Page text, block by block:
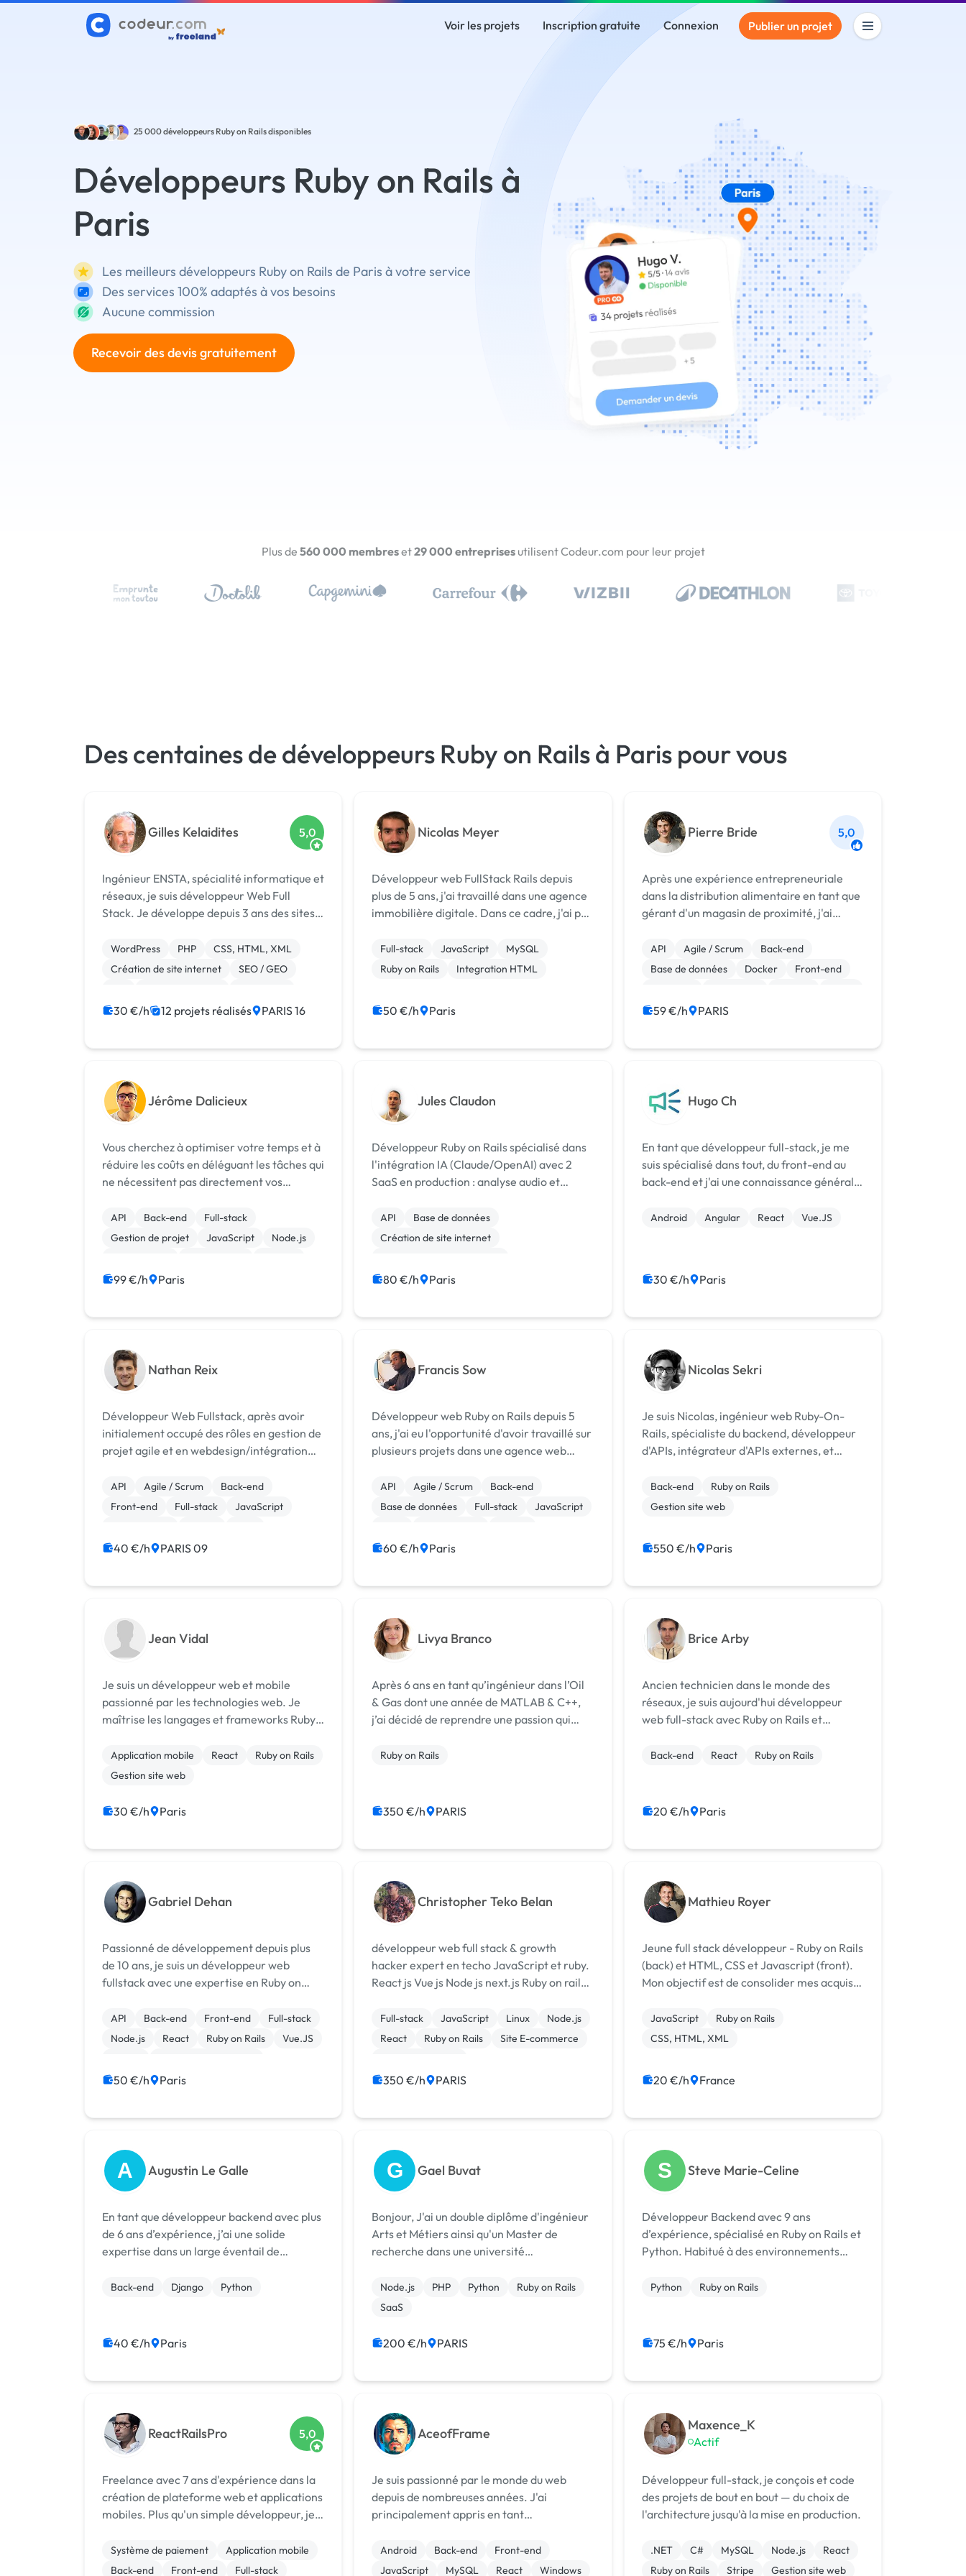
Voir les projets Inscription gratuite Connexion Publier un projet
25 000développeurs Ruby on Rails disponibles
Développeurs Ruby on Rails à
Paris
Les meilleurs développeurs Ruby on Rails de Paris à votre service
Des services 100% adaptés à vos besoins
Aucune commission
Recevoir des devis gratuitement
Plus de 560 000 membreset29 000 entreprisesutilisent Codeur.com pour leur projet
Des centaines de développeurs Ruby on Rails à Paris pour vous
Gilles Kelaidites 5,0
Ingénieur ENSTA, spécialité informatique et
réseaux, je suis développeur Web Full
Stack. Je développe depuis 3 ans des sites
blog, ou sur mesure avec un nombre réduit
de fonctionnalité, je maîtrise le C...
WordPress PHP
CSS, HTML, XML
Création de site internet
SEO / GEO
React
Ruby on Rails
30 €/h 12 projets réalisés PARIS 16
Nicolas Meyer
Développeur web FullStack Rails depuis
plus de 5 ans, j'ai travaillé dans une agence
immobilière digitale. Dans ce cadre, j'ai pu
différentes: - développement backend de
l'architecture de paiement - refonte ...
Full-stack JavaScript
MySQL
Ruby on Rails
Integration HTML
50 €/h Paris
Pierre Bride 5,0
Après une expérience entrepreneuriale
dans la distribution alimentaire en tant que
gérant d'un magasin de proximité, j'ai
développement web en rejoignant Le
Wagon Paris. Cela m'a conduit à intégrer
API Agile / Scrum
Back-end
Base de données
Docker
Front-end
59 €/h PARIS
Jérôme Dalicieux
Vous cherchez à optimiser votre temps et à
réduire les coûts en déléguant les tâches qui
ne nécessitent pas directement vos
rapidement mises en œuvre et parfait...
API Back-end
Full-stack
Gestion de projet
JavaScript
Node.js
Stripe
99 €/h Paris
Jules Claudon
Développeur Ruby on Rails spécialisé dans
l'intégration IA (Claude/OpenAI) avec 2
SaaS en production : analyse audio et
API
Base de données
Création de site internet
Machine Learning
80 €/h Paris
Hugo Ch
En tant que développeur full-stack, je me
suis spécialisé dans tout, du front-end au
back-end et j'ai une connaissance générale
final. Je fournis le meilleur service à mes
Android Angular React Vue.JS
30 €/h Paris
Nathan Reix
Développeur Web Fullstack, après avoir
initialement occupé des rôles en gestion de
projet agile et en webdesign/intégration
vous accompagner dans votre projet web.
Mes prestations : - Développement/re...
API Agile / Scrum
Back-end
Front-end
Full-stack
JavaScript
CSS, HTML, XML
40 €/h PARIS 09
Francis Sow
Développeur web Ruby on Rails depuis 5
ans, j'ai eu l'opportunité d'avoir travaillé sur
plusieurs projets dans une agence web
comprendre les enjeux spécifiques de
chaque entreprise dont nous étions les
API Agile / Scrum
Back-end
Base de données
Full-stack
JavaScript
60 €/h Paris
Nicolas Sekri
Je suis Nicolas, ingénieur web Ruby-On-
Rails, spécialiste du backend, développeur
d'APIs, intégrateur d'APIs externes, et
framework Ruby On Rails. Je suis le
concepteur de FFBG Assistance, un outil de
Back-end
Ruby on Rails
Gestion site web
550 €/h Paris
Jean Vidal
Je suis un développeur web et mobile
passionné par les technologies web. Je
maîtrise les langages et frameworks Ruby
permettent de créer des applications web
et mobiles performantes, modernes et
Application mobile React
Ruby on Rails
Gestion site web
30 €/h Paris
Livya Branco
Après 6 ans en tant qu’ingénieur dans l’Oil
& Gas dont une année de MATLAB & C++,
j’ai décidé de reprendre une passion qui
j’ai donc démarré ma reconversion et
Ruby on Rails
350 €/h PARIS
Brice Arby
Ancien technicien dans le monde des
réseaux, je suis aujourd'hui développeur
web full-stack avec Ruby on Rails et
de bien faire, j'aime développer un savoir
Back-end React Ruby on Rails
20 €/h Paris
Gabriel Dehan
Passionné de développement depuis plus
de 10 ans, je suis un développeur web
fullstack avec une expertise en Ruby on
une formation en arts numériques, je
possède une polyvalence certaine me
API Back-end Front-end
Full-stack
Node.js
React Ruby on Rails
Vue.JS
50 €/h Paris
Christopher Teko Belan
développeur web full stack & growth
hacker expert en techo JavaScript et ruby.
React js Vue js Node js next.js Ruby on rails
Full-stack JavaScript Linux
Node.js
React
Ruby on Rails
Site E-commerce
Création de site internet
350 €/h PARIS
Mathieu Royer
Jeune full stack développeur - Ruby on Rails
(back) et HTML, CSS et Javascript (front).
Mon objectif est de consolider mes acquis
et stimulants. Ayant fini mes études de
développeur récemment, je rec...
JavaScript
Ruby on Rails
CSS, HTML, XML
20 €/h France
A Augustin Le Galle
En tant que développeur backend avec plus
de 6 ans d’expérience, j’ai une solide
expertise dans un large éventail de
Express et RoR. Je maîtrise l’utilisation de
Back-end Django Python
40 €/h Paris
G Gael Buvat
Bonjour, J'ai un double diplôme d'ingénieur
Arts et Métiers ainsi qu'un Master de
recherche dans une université
CDI à la création d'une filiale des Arts et
métiers à STATION F à Paris. Mon rôle est...
Node.js PHP Python
Ruby on Rails
SaaS
200 €/h PARIS
S Steve Marie-Celine
Développeur Backend avec 9 ans
d’expérience, spécialisé en Ruby on Rails et
Python. Habitué à des environnements
autonome et proactif.
Python Ruby on Rails
75 €/h Paris
ReactRailsPro 5,0
Freelance avec 7 ans d'expérience dans la
création de plateforme web et applications
mobiles. Plus qu'un simple développeur, je
votre projet et être force de proposition
grâce à l'expérience que j'ai acqui...
Système de paiement
Application mobile
Back-end
Front-end Full-stack
AceofFrame
Je suis passionné par le monde du web
depuis de nombreuses années. J'ai
principalement appris en tant
technologies et en expérimentant par moi-
même. Cependant, j'ai suivi une formation
Android Back-end
Front-end
JavaScript
MySQL React Windows
Maxence_K
Actif
Développeur full-stack, je conçois et code
des projets de bout en bout — du choix de
l'architecture jusqu'à la mise en production.
.NET C# MySQL Node.js
React
Ruby on Rails
Stripe Gestion site web